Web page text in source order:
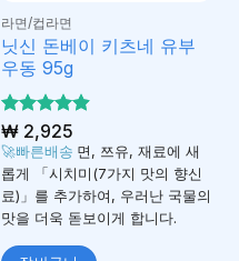
라면/컵라면
닛신 돈베이 키츠네 유부
우동 95g
5 중에서
4.87로 평
가됨
₩2,925
🚀빠른배송 면, 쯔유, 재료에 새
롭게 「시치미(7가지 맛의 향신
료)」를 추가하여, 우러난 국물의
맛을 더욱 돋보이게 합니다.